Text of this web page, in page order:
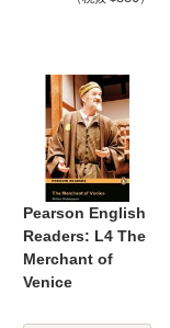
Pearson English
Readers: L4 The
Merchant of
Venice